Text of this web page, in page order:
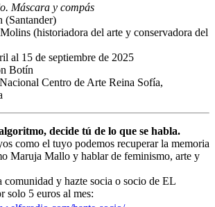
Máscara y compás
(Santander)
(historiadora del arte y conservadora del
al 15 de septiembre de 2025
Botín
Centro de Arte Reina Sofía,
decide tú de lo que se habla.
como el tuyo podemos recuperar la memoria
Maruja Mallo y hablar de feminismo, arte y
comunidad y hazte socia o socio de EL
5 euros al mes: